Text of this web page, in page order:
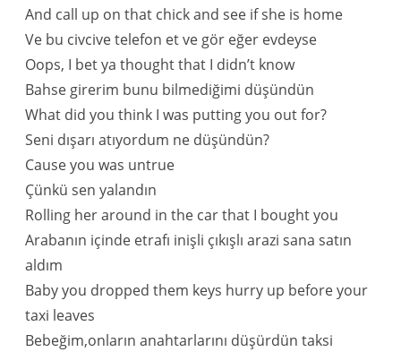
And call up on that chick and see if she is home
Ve bu civcive telefon et ve gör eğer evdeyse
Oops, I bet ya thought that I didn’t know
Bahse girerim bunu bilmediğimi düşündün
What did you think I was putting you out for?
Seni dışarı atıyordum ne düşündün?
Cause you was untrue
Çünkü sen yalandın
Rolling her around in the car that I bought you
Arabanın içinde etrafı inişli çıkışlı arazi sana satın
aldım
Baby you dropped them keys hurry up before your
taxi leaves
Bebeğim,onların anahtarlarını düşürdün taksi